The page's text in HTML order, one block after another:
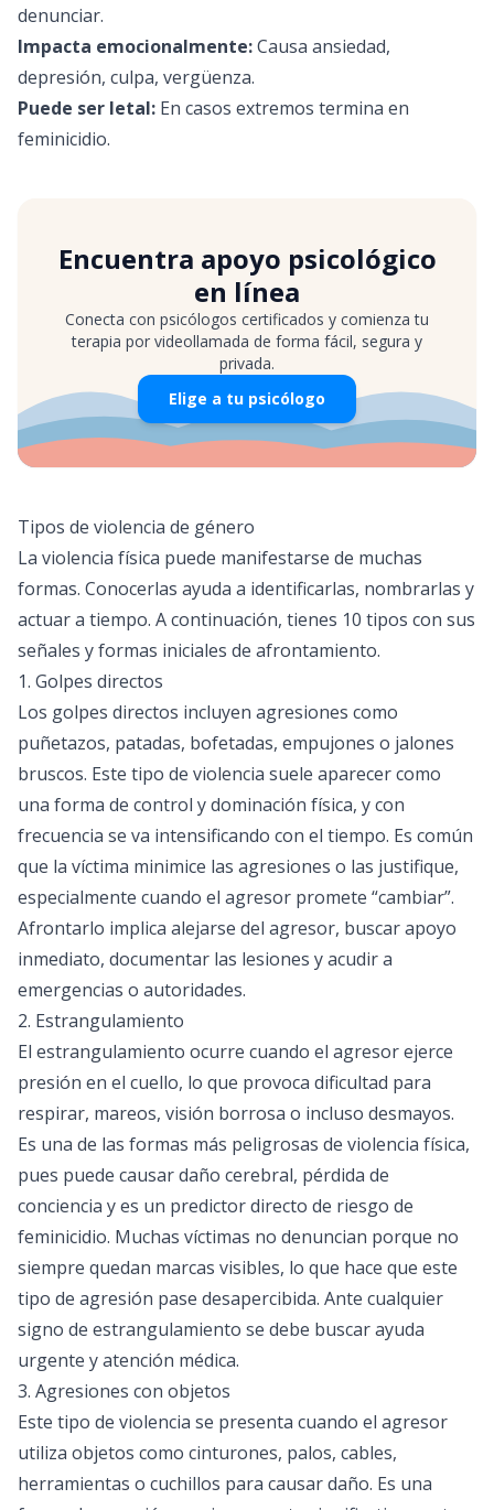
denunciar.
Impacta emocionalmente:Causa ansiedad,
depresión, culpa, vergüenza.
Puede ser letal: En casos extremos termina en
feminicidio.
Encuentra apoyo psicológico
en línea
Conecta con psicólogos certificados y comienza tu
terapia por videollamada de forma fácil, segura y
privada.
Elige a tu psicólogo
Tipos de violencia de género
La violencia física puede manifestarse de muchas
formas. Conocerlas ayuda a identificarlas, nombrarlas y
actuar a tiempo. A continuación, tienes 10 tipos con sus
señales y formas iniciales de afrontamiento.
1. Golpes directos
Los golpes directos incluyen agresiones como
puñetazos, patadas, bofetadas, empujones o jalones
bruscos. Este tipo de violencia suele aparecer como
una forma de control y dominación física, y con
frecuencia se va intensificando con el tiempo. Es común
que la víctima minimice las agresiones o las justifique,
especialmente cuando el agresor promete “cambiar”.
Afrontarlo implica alejarse del agresor, buscar apoyo
inmediato, documentar las lesiones y acudir a
emergencias o autoridades.
2. Estrangulamiento
El estrangulamiento ocurre cuando el agresor ejerce
presión en el cuello, lo que provoca dificultad para
respirar, mareos, visión borrosa o incluso desmayos.
Es una de las formas más peligrosas de violencia física,
pues puede causar daño cerebral, pérdida de
conciencia y es un predictor directo de riesgo de
feminicidio. Muchas víctimas no denuncian porque no
siempre quedan marcas visibles, lo que hace que este
tipo de agresión pase desapercibida. Ante cualquier
signo de estrangulamiento se debe buscar ayuda
urgente y atención médica.
3. Agresiones con objetos
Este tipo de violencia se presenta cuando el agresor
utiliza objetos como cinturones, palos, cables,
herramientas o cuchillos para causar daño. Es una